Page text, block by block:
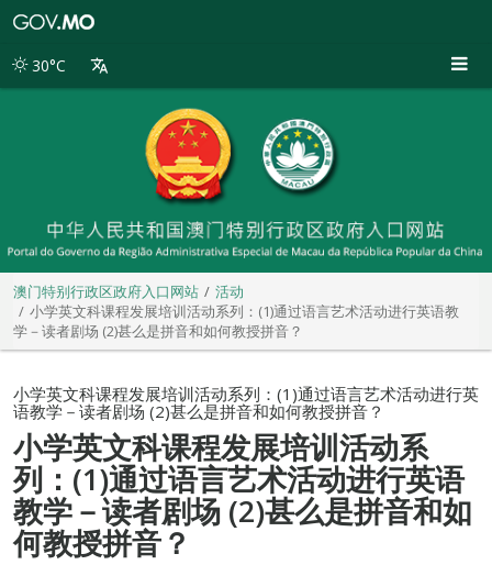
别
30°C
澳门特别行政区政府入口网站
活动
小学英文科课程发展培训活动系列：(1)通过语言艺术活动进行英语教
学－读者剧场 (2)甚么是拼音和如何教授拼音？
小学英文科课程发展培训活动系列：(1)通过语言艺术活动进行英
语教学－读者剧场 (2)甚么是拼音和如何教授拼音？
小学英文科课程发展培训活动系
列：(1)通过语言艺术活动进行英语
教学－读者剧场 (2)甚么是拼音和如
何教授拼音？